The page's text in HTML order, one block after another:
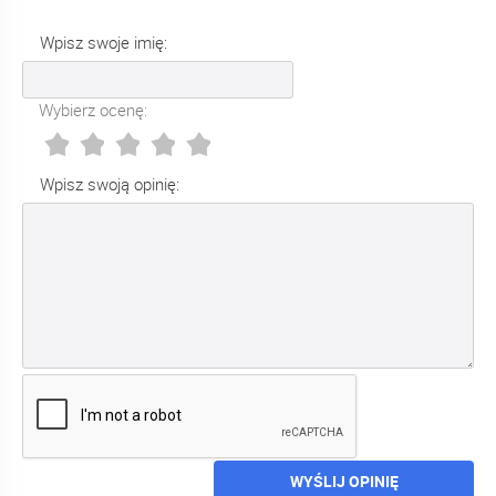
Wpisz swoje imię:
Wybierz ocenę:
Wpisz swoją opinię:
WYŚLIJ OPINIĘ